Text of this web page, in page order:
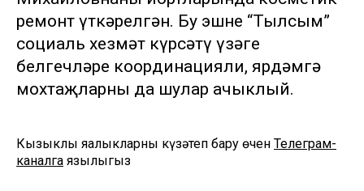
ремонт үткәрелгән. Бу эшне “Тылсым”
социаль хезмәт күрсәтү үзәге
белгечләре координацияли, ярдәмгә
мохтаҗларны да шулар ачыклый.
Кызыклы яңалыкларны күзәтеп бару өчен Телеграм-
каналга язылыгыз